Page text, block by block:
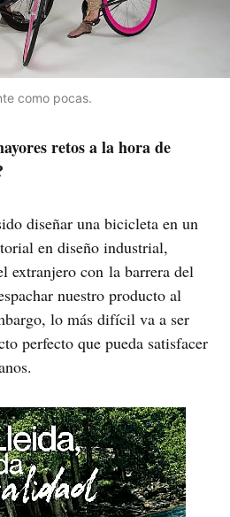
como pocas.
retos a la hora de
diseñar una bicicleta en un
en diseño industrial,
extranjero con la barrera del
nuestro producto al
lo más difícil va a ser
perfecto que pueda satisfacer